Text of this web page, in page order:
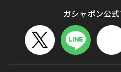
ガシャポン公